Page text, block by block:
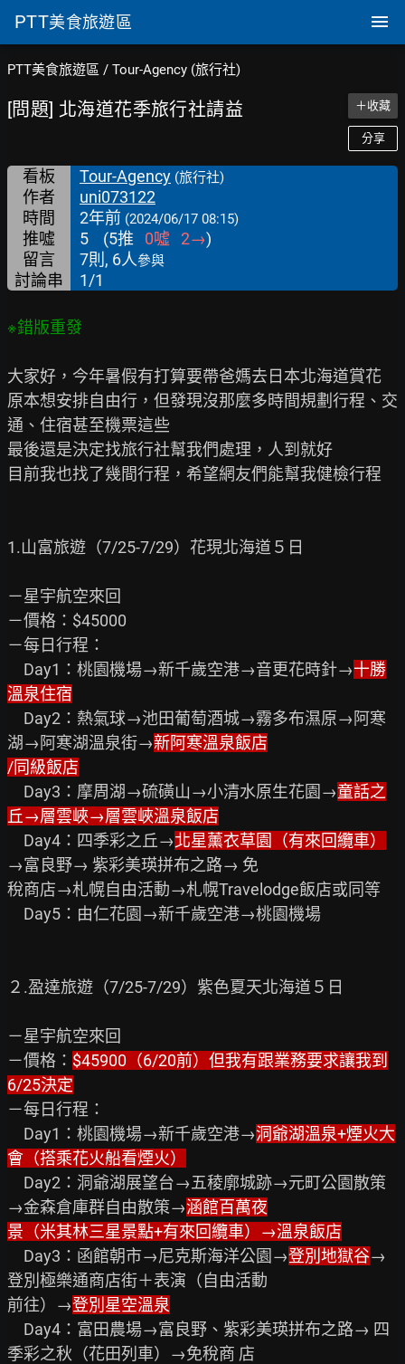
PTT美食旅遊區
PTT美食旅遊區 / Tour-Agency (旅行社)
[問題] 北海道花季旅行社請益 ＋收藏
分享
看板 Tour-Agency (旅行社)
作者
uni073122
時間
2年前 (2024/06/17 08:15)
推噓 5 (5推 0噓 2→)
留言
7則, 6人參與
討論串 1/1
大家好，今年暑假有打算要帶爸媽去日本北海道賞花
原本想安排自由行，但發現沒那麼多時間規劃行程、交
通、住宿甚至機票這些
最後還是決定找旅行社幫我們處理，人到就好
目前我也找了幾間行程，希望網友們能幫我健檢行程
1.山富旅遊（7/25-7/29）花現北海道５日
－星宇航空來回
－價格：$45000
－每日行程：
Day1：桃園機場→新千歲空港→音更花時針→十勝
溫泉住宿
Day2：熱氣球→池田葡萄酒城→霧多布濕原→阿寒
湖→阿寒湖溫泉街→新阿寒溫泉飯店
/同級飯店
Day3：摩周湖→硫磺山→小清水原生花園→童話之
丘→層雲峽→層雲峽溫泉飯店
Day4：四季彩之丘→北星薰衣草園（有來回纜車）
→富良野→ 紫彩美瑛拼布之路→ 免
稅商店→札幌自由活動→札幌Travelodge飯店或同等
Day5：由仁花園→新千歲空港→桃園機場
２.盈達旅遊（7/25-7/29）紫色夏天北海道５日
－星宇航空來回
－價格： $45900（6/20前）但我有跟業務要求讓我到
6/25決定
－每日行程：
Day1：桃園機場→新千歲空港→洞爺湖溫泉+煙火大
會（搭乘花火船看煙火）
Day2：洞爺湖展望台→五稜廓城跡→元町公園散策
→金森倉庫群自由散策→涵館百萬夜
景（米其林三星景點+有來回纜車）→溫泉飯店
Day3：函館朝市→尼克斯海洋公園→登別地獄谷→
登別極樂通商店街＋表演（自由活動
前往）→登別星空溫泉
Day4：富田農場→富良野、紫彩美瑛拼布之路→ 四
季彩之秋（花田列車）→免稅商 店